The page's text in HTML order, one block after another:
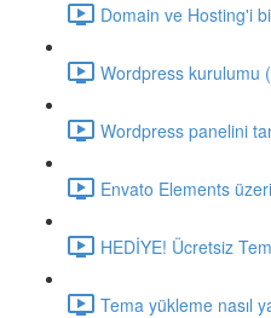
Domain ve Hosting'i
Wordpress kurulumu
Wordpress panelini
Envato Elements
HEDİYE! Ücretsiz
Tema yükleme nasıl